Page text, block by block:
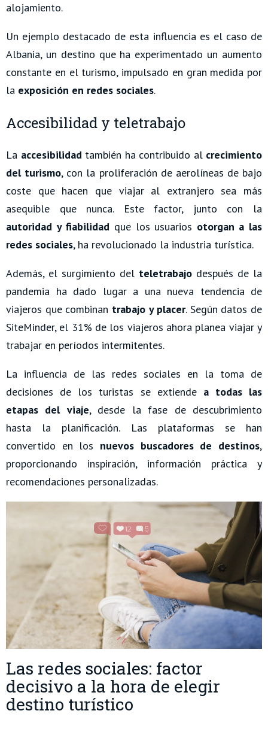
alojamiento.
Un ejemplo destacado de esta influencia es el caso de
Albania, un destino que ha experimentado un aumento
constante en el turismo, impulsado en gran medida por
la exposición en redes sociales.
Accesibilidad y teletrabajo
La accesibilidadtambién ha contribuido al crecimiento
del turismo, con la proliferación de aerolíneas de bajo
coste que hacen que viajar al extranjero sea más
asequible que nunca. Este factor, junto con la
autoridad y fiabilidad que los usuarios otorgan a las
redes sociales, ha revolucionado la industria turística.
Además, el surgimiento del teletrabajo después de la
pandemia ha dado lugar a una nueva tendencia de
viajeros que combinan trabajo y placer. Según datos de
SiteMinder, el 31% de los viajeros ahora planea viajar y
trabajar en períodos intermitentes.
La influencia de las redes sociales en la toma de
decisiones de los turistas se extiende a todas las
etapas del viaje, desde la fase de descubrimiento
hasta la planificación. Las plataformas se han
convertido en los nuevos buscadores de destinos,
proporcionando inspiración, información práctica y
recomendaciones personalizadas.
Las redes sociales: factor
decisivo a la hora de elegir
destino turístico